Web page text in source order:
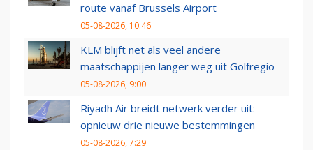
route vanaf Brussels Airport
05-08-2026, 10:46
KLM blijft net als veel andere
maatschappijen langer weg uit Golfregio
05-08-2026, 9:00
Riyadh Air breidt netwerk verder uit:
opnieuw drie nieuwe bestemmingen
05-08-2026, 7:29